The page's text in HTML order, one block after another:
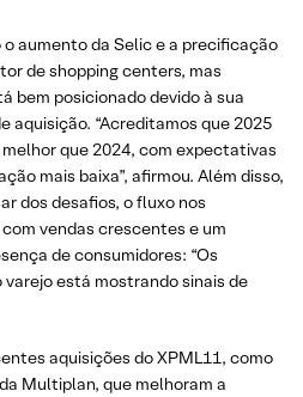
aumento da Selic e a precificação
de shopping centers, mas
bem posicionado devido à sua
aquisição. “Acreditamos que 2025
que 2024, com expectativas
mais baixa”, afirmou. Além disso,
dos desafios, o fluxo nos
vendas crescentes e um
de consumidores: “Os
está mostrando sinais de
aquisições do XPML11, como
Multiplan, que melhoram a